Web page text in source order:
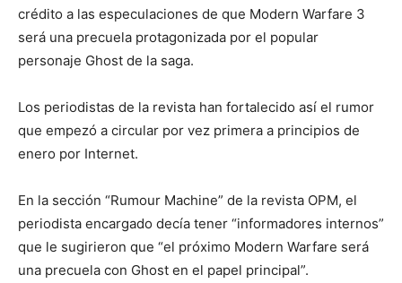
crédito a las especulaciones de que Modern Warfare 3
será una precuela protagonizada por el popular
personaje Ghost de la saga.
Los periodistas de la revista han fortalecido así el rumor
que empezó a circular por vez primera a principios de
enero por Internet.
En la sección “Rumour Machine” de la revista OPM, el
periodista encargado decía tener “informadores internos”
que le sugirieron que “el próximo Modern Warfare será
una precuela con Ghost en el papel principal”.